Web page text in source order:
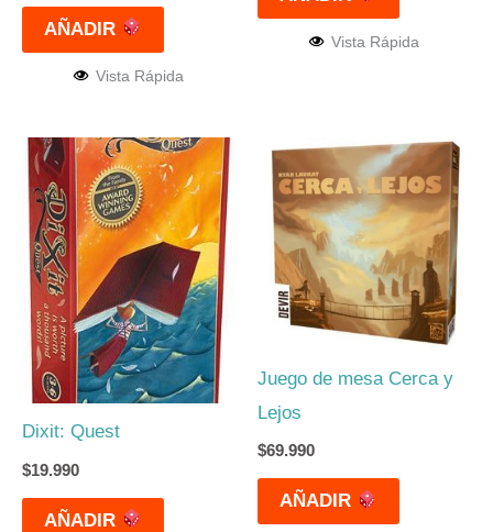
AÑADIR
Vista Rápida
Vista Rápida
Dixit: Quest
$19.990
AÑADIR
Juego de mesa Cerca y
Lejos
$69.990
AÑADIR